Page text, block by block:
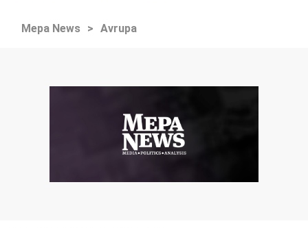
Mepa News > Avrupa